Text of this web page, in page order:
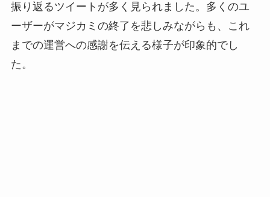
振り返るツイートが多く見られました。多くのユ
ーザーがマジカミの終了を悲しみながらも、これ
までの運営への感謝を伝える様子が印象的でし
た。